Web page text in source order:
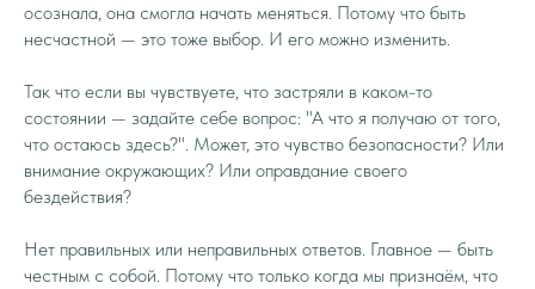
осознала, она смогла начать меняться. Потому что быть
несчастной — это тоже выбор. И его можно изменить.
Так что если вы чувствуете, что застряли в каком-то
состоянии — задайте себе вопрос: "А что я получаю от того,
что остаюсь здесь?". Может, это чувство безопасности? Или
внимание окружающих? Или оправдание своего
бездействия?
Нет правильных или неправильных ответов. Главное — быть
честным с собой. Потому что только когда мы признаём, что